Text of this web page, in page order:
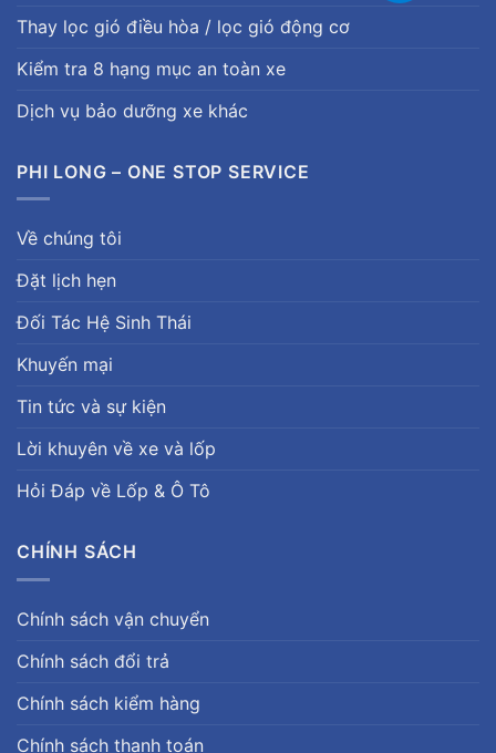
Thay lọc gió điều hòa / lọc gió động cơ
Kiểm tra 8 hạng mục an toàn xe
Dịch vụ bảo dưỡng xe khác
PHI LONG – ONE STOP SERVICE
Về chúng tôi
Đặt lịch hẹn
Đối Tác Hệ Sinh Thái
Khuyến mại
Tin tức và sự kiện
Lời khuyên về xe và lốp
Hỏi Đáp về Lốp & Ô Tô
CHÍNH SÁCH
Chính sách vận chuyển
Chính sách đổi trả
Chính sách kiểm hàng
Chính sách thanh toán